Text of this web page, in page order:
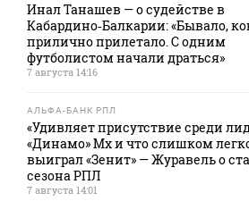
Инал Танашев — о судействе в
Кабардино‑Балкарии: «Бывало,
прилично прилетало. С одним
футболистом начали драться»
7 августа 14:16
АЛЬФА-БАНК РПЛ
«Удивляет присутствие среди
«Динамо» Мх и что слишком
выиграл «Зенит» — Журавель о
сезона РПЛ
7 августа 14:01